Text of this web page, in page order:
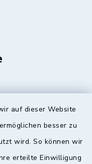
auf dieser Website
besser zu
wird. So können wir
erteilte Einwilligung